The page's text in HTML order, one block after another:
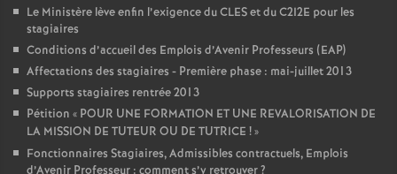
Le Ministère lève enfin l’exigence du CLES et du C2I2E pour les
stagiaires
Conditions d’accueil des Emplois d’Avenir Professeurs (EAP)
Affectations des stagiaires - Première phase : mai-juillet 2013
Supports stagiaires rentrée 2013
Pétition « POUR UNE FORMATION ET UNE REVALORISATION DE
LA MISSION DE TUTEUR OU DE TUTRICE !»
Fonctionnaires Stagiaires, Admissibles contractuels, Emplois